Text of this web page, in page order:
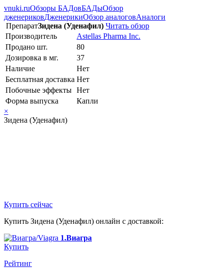
vnuki.ruОбзоры БАДовБАДыОбзор
дженериковДженерикиОбзор аналоговАналоги
ПрепаратЗидена (Уденафил) Читать обзор
Производитель
Astellas Pharma Inc.
Продано шт.
80
Дозировка в мг.
37
Наличие
Нет
Бесплатная доставка Нет
Побочные эффекты Нет
Форма выпуска
Капли
×
Зидена (Уденафил)
Купить сейчас
Купить Зидена (Уденафил) онлайн с доставкой:
1.Виагра
Купить
Рейтинг